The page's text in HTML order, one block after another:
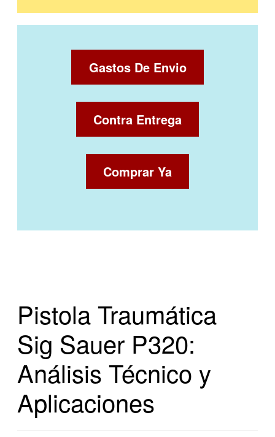
Gastos De Envio
Contra Entrega
Comprar Ya
Pistola Traumática
Sig Sauer P320:
Análisis Técnico y
Aplicaciones